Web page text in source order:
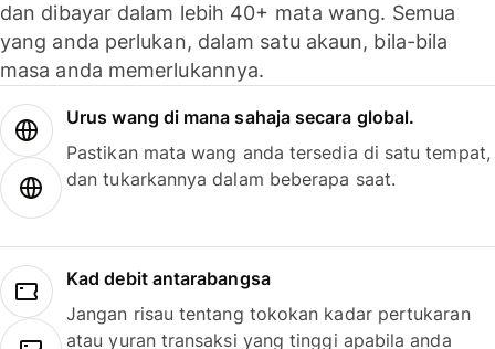
dan dibayar dalam lebih 40+ mata wang. Semua
yang anda perlukan, dalam satu akaun, bila-bila
masa anda memerlukannya.
Urus wang di mana sahaja secara global.
Pastikan mata wang anda tersedia di satu tempat,
dan tukarkannya dalam beberapa saat.
Kad debit antarabangsa
Jangan risau tentang tokokan kadar pertukaran
atau yuran transaksi yang tinggi apabila anda